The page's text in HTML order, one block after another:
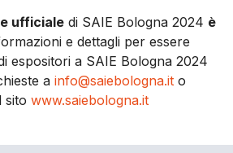
ufficiale di SAIE Bologna 2024 è
e dettagli per essere
espositori a SAIE Bologna 2024
a info@saiebologna.it o
sito www.saiebologna.it